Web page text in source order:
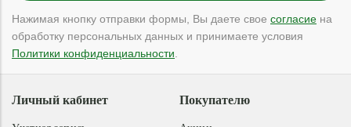
Нажимая кнопку отправки формы, Вы даете свое согласие на
обработку персональных данных и принимаете условия
Политики конфиденциальности
Покупателю
Личный кабинет